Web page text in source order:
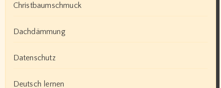
Christbaumschmuck
Dachdämmung
Datenschutz
Deutsch lernen